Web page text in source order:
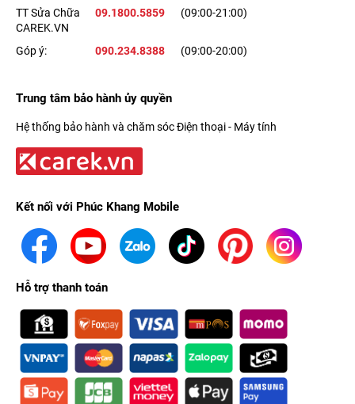
TT Sửa Chữa
CAREK.VN
09.1800.5859 (09:00-21:00)
Góp ý: 090.234.8388 (09:00-20:00)
Trung tâm bảo hành ủy quyền
Hệ thống bảo hành và chăm sóc Điện thoại - Máy tính
Kết nối với Phúc Khang Mobile
Hỗ trợ thanh toán